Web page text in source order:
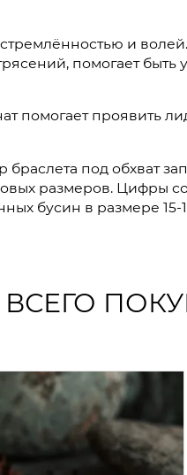
и
помогает
помогает проявить
под обхват
размеров. Цифры
бусин в размере 15-